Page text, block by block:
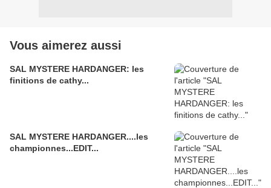
Vous aimerez aussi
SAL MYSTERE HARDANGER: les
finitions de cathy...
SAL MYSTERE HARDANGER....les
championnes...EDIT...